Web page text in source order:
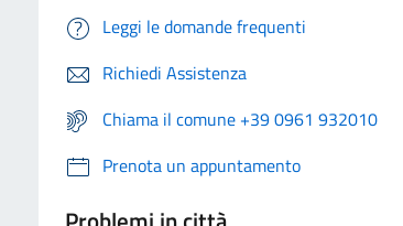
Leggi le domande frequenti
Richiedi Assistenza
Chiama il comune +39 0961 932010
Prenota un appuntamento